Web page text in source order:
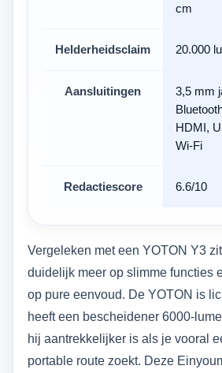
cm
Helderheidsclaim 20.000
Aansluitingen
3,5 mm
HDMI,
Wi-Fi
Redactiescore 6.6/10
Vergeleken met een YOTON Y3
duidelijk meer op slimme functies
op pure eenvoud. De YOTON is
heeft een bescheidener 6000-
hij aantrekkelijker is als je vooral
portable route zoekt. Deze